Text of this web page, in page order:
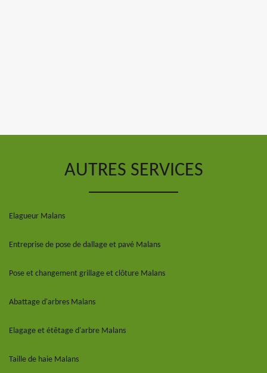
AUTRES SERVICES
Elagueur Malans
Entreprise de pose de dallage et pavé Malans
Pose et changement grillage et clôture Malans
Abattage d'arbres Malans
Elagage et étêtage d'arbre Malans
Taille de haie Malans